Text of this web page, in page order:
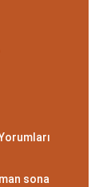
sona